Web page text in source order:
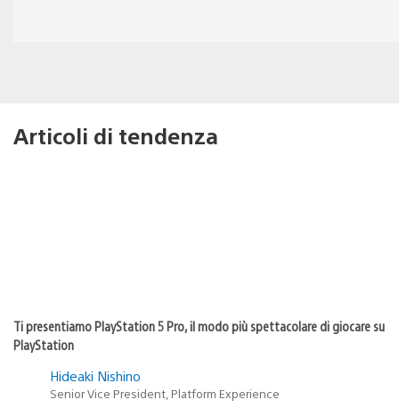
Articoli di tendenza
Ti presentiamo PlayStation 5 Pro, il modo più spettacolare di giocare su
PlayStation
Hideaki Nishino
Senior Vice President, Platform Experience